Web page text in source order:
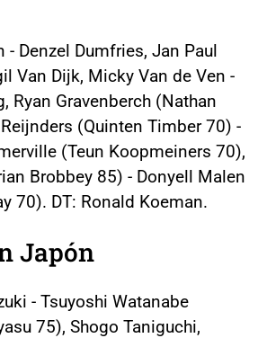
- Denzel Dumfries, Jan Paul
Van Dijk, Micky Van de Ven -
Ryan Gravenberch (Nathan
(Quinten Timber 70) -
(Teun Koopmeiners 70),
Brobbey 85) - Donyell Malen
70). DT: Ronald Koeman.
Japón
- Tsuyoshi Watanabe
75), Shogo Taniguchi,